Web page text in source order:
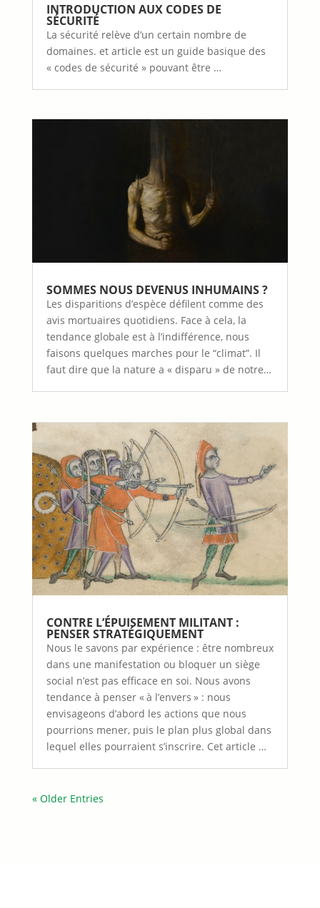
INTRODUCTION AUX CODES DE
SÉCURITÉ
La sécurité relève d’un certain nombre de
domaines. et article est un guide basique des
« codes de sécurité » pouvant être …
SOMMES NOUS DEVENUS INHUMAINS ?
Les disparitions d’espèce défilent comme des
avis mortuaires quotidiens. Face à cela, la
tendance globale est à l’indifférence, nous
faisons quelques marches pour le “climat”. Il
faut dire que la nature a « disparu » de notre…
CONTRE L’ÉPUISEMENT MILITANT :
PENSER STRATÉGIQUEMENT
Nous le savons par expérience : être nombreux
dans une manifestation ou bloquer un siège
social n’est pas efficace en soi. Nous avons
tendance à penser « à l’envers » : nous
envisageons d’abord les actions que nous
pourrions mener, puis le plan plus global dans
lequel elles pourraient s’inscrire. Cet article …
« Older Entries